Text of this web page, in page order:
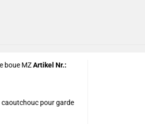
boue MZArtikel Nr.:
pour garde